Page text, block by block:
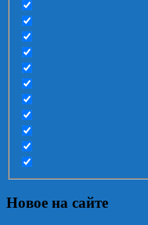
Новое на сайте